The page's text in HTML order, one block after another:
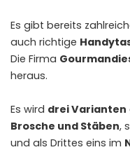
Es gibt bereits
auch richtige
Die Firma
heraus.
Es wird drei Varianten
Brosche und Stäben,
und als Drittes eins im